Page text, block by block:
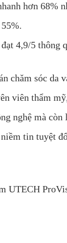
hơn 68%
4,9/5 thông
chăm sóc da
viên thẩm
nghệ mà
tin tuyệt
UTECH